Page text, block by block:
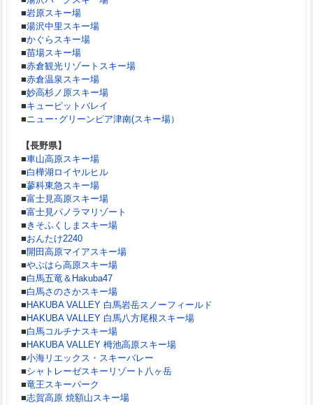
■岩原スキー場
■湯沢中里スキー場
■かぐらスキー場
■苗場スキー場
■赤倉観光リゾートスキー場
■赤倉温泉スキー場
■妙高杉ノ原スキー場
■キューピットバレイ
■ニュー･グリーンピア津南(スキー場）
【長野県】
■車山高原スキー場
■白樺湖ロイヤルヒル
■蓼科東急スキー場
■富士見高原スキー場
■富士見パノラマリゾート
■ きそふくしまスキー場
■おんたけ2240
■開田高原マイアスキー場
■やぶはら高原スキー場
■白馬五竜＆Hakuba47
■白馬さのさかスキー場
■ HAKUBA VALLEY 白馬岩岳スノーフィールド
■ HAKUBA VALLEY 白馬八方尾根スキー場
■白馬コルチナスキー場
■ HAKUBA VALLEY 栂池高原スキー場
■小海リエックス・スキーバレー
■シャトレーゼスキーリゾート八ヶ岳
■竜王スキーパーク
■志賀高原 焼額山スキー場